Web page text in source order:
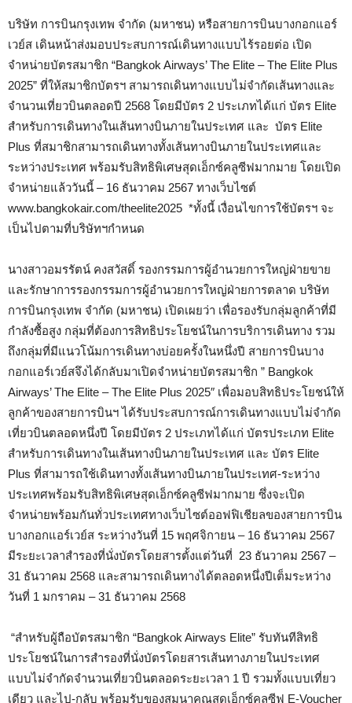
บริษัท การบินกรุงเทพ จำกัด (มหาชน) หรือสายการบินบางกอกแอร์
เวย์ส เดินหน้าส่งมอบประสบการณ์เดินทางแบบไร้รอยต่อ เปิด
จำหน่ายบัตรสมาชิก “Bangkok Airways’ The Elite – The Elite Plus
2025” ที่ให้สมาชิกบัตรฯ สามารถเดินทางแบบไม่จำกัดเส้นทางและ
จำนวนเที่ยวบินตลอดปี 2568 โดยมีบัตร 2 ประเภทได้แก่ บัตร Elite
สำหรับการเดินทางในเส้นทางบินภายในประเทศ และ บัตร Elite
Plus ที่สมาชิกสามารถเดินทางทั้งเส้นทางบินภายในประเทศและ
ระหว่างประเทศ พร้อมรับสิทธิพิเศษสุดเอ็กซ์คลูซีฟมากมาย โดยเปิด
จำหน่ายแล้ววันนี้ – 16 ธันวาคม 2567 ทางเว็บไซต์
www.bangkokair.com/theelite2025 *ทั้งนี้ เงื่อนไขการใช้บัตรฯ จะ
เป็นไปตามที่บริษัทฯกำหนด
นางสาวอมรรัตน์ คงสวัสดิ์ รองกรรมการผู้อำนวยการใหญ่ฝ่ายขาย
และรักษาการรองกรรมการผู้อำนวยการใหญ่ฝ่ายการตลาด บริษัท
การบินกรุงเทพ จำกัด (มหาชน) เปิดเผยว่า เพื่อรองรับกลุ่มลูกค้าที่มี
กำลังซื้อสูง กลุ่มที่ต้องการสิทธิประโยชน์ในการบริการเดินทาง รวม
ถึงกลุ่มที่มีแนวโน้มการเดินทางบ่อยครั้งในหนึ่งปี สายการบินบาง
กอกแอร์เวย์สจึงได้กลับมาเปิดจำหน่ายบัตรสมาชิก ” Bangkok
Airways’ The Elite – The Elite Plus 2025″ เพื่อมอบสิทธิประโยชน์ให้
ลูกค้าของสายการบินฯ ได้รับประสบการณ์การเดินทางแบบไม่จำกัด
เที่ยวบินตลอดหนึ่งปี โดยมีบัตร 2 ประเภทได้แก่ บัตรประเภท Elite
สำหรับการเดินทางในเส้นทางบินภายในประเทศ และ บัตร Elite
Plus ที่สามารถใช้เดินทางทั้งเส้นทางบินภายในประเทศ-ระหว่าง
ประเทศพร้อมรับสิทธิพิเศษสุดเอ็กซ์คลูซีฟมากมาย ซึ่งจะเปิด
จำหน่ายพร้อมกันทั่วประเทศทางเว็บไซต์ออฟฟิเชียลของสายการบิน
บางกอกแอร์เวย์ส ระหว่างวันที่ 15 พฤศจิกายน – 16 ธันวาคม 2567
มีระยะเวลาสำรองที่นั่งบัตรโดยสารตั้งแต่วันที่ 23 ธันวาคม 2567 –
31 ธันวาคม 2568 และสามารถเดินทางได้ตลอดหนึ่งปีเต็มระหว่าง
วันที่ 1 มกราคม – 31 ธันวาคม 2568
“สำหรับผู้ถือบัตรสมาชิก “Bangkok Airways Elite” รับทันทีสิทธิ
ประโยชน์ในการสำรองที่นั่งบัตรโดยสารเส้นทางภายในประเทศ
แบบไม่จำกัดจำนวนเที่ยวบินตลอดระยะเวลา 1 ปี รวมทั้งแบบเที่ยว
เดียว และไป-กลับ พร้อมรับของสมนาคุณสุดเอ็กซ์คลูซีฟ E-Voucher